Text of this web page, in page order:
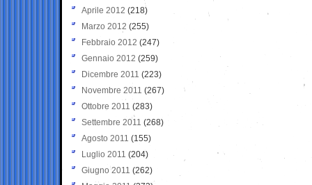
Aprile 2012 (218)
Marzo 2012 (255)
Febbraio 2012 (247)
Gennaio 2012 (259)
Dicembre 2011 (223)
Novembre 2011 (267)
Ottobre 2011 (283)
Settembre 2011 (268)
Agosto 2011 (155)
Luglio 2011 (204)
Giugno 2011 (262)